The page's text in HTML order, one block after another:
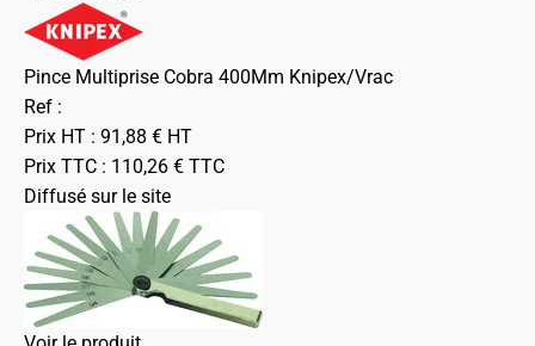
Pince Multiprise Cobra 400Mm Knipex/Vrac
Ref :
Prix HT : 91,88 € HT
Prix TTC : 110,26 € TTC
Diffusé sur le site